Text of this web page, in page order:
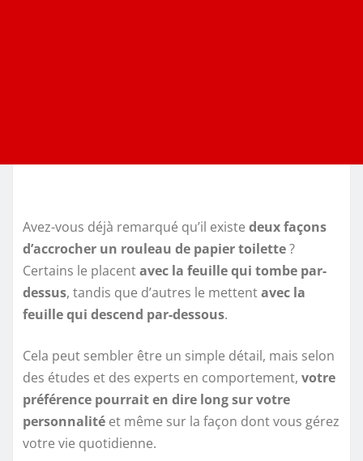
Avez-vous déjà remarqué qu’il existe deux façons
d’accrocher un rouleau de papier toilette?
Certains le placentavec la feuille qui tombe par-
dessus, tandis que d’autres le mettentavec la
feuille qui descend par-dessous.
Cela peut sembler être un simple détail, mais selon
des études et des experts en comportement, votre
préférence pourrait en dire long sur votre
personnalité et même sur la façon dont vous gérez
votre vie quotidienne.